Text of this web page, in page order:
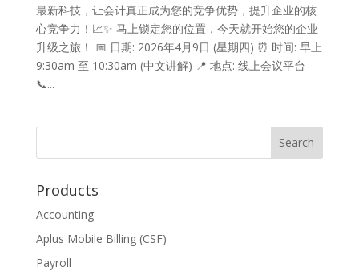
最新科技，让会计真正成为您的竞争优势，提升企业的核
心竞争力！📈✨ 马上锁定您的位置，今天就开始您的企业
升级之旅！ 📅 日期: 2026年4月9日 (星期四) ⏰ 时间: 早上
9:30am 至 10:30am (中文讲解) 📍 地点: 线上会议平台
📞...
Products
Accounting
Aplus Mobile Billing (CSF)
Payroll